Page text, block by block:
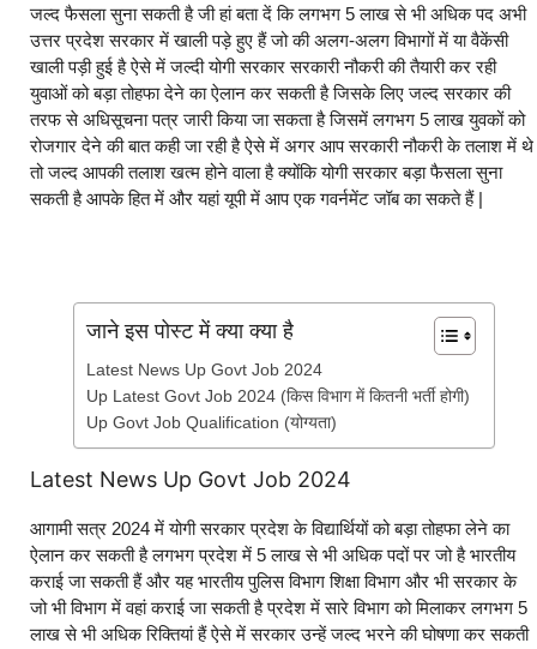
जल्द फैसला सुना सकती है जी हां बता दें कि लगभग 5 लाख से भी अधिक पद अभी
उत्तर प्रदेश सरकार में खाली पड़े हुए हैं जो की अलग-अलग विभागों में या वैकेंसी
खाली पड़ी हुई है ऐसे में जल्दी योगी सरकार सरकारी नौकरी की तैयारी कर रही
युवाओं को बड़ा तोहफा देने का ऐलान कर सकती है जिसके लिए जल्द सरकार की
तरफ से अधिसूचना पत्र जारी किया जा सकता है जिसमें लगभग 5 लाख युवकों को
रोजगार देने की बात कही जा रही है ऐसे में अगर आप सरकारी नौकरी के तलाश में थे
तो जल्द आपकी तलाश खत्म होने वाला है क्योंकि योगी सरकार बड़ा फैसला सुना
सकती है आपके हित में और यहां यूपी में आप एक गवर्नमेंट जॉब का सकते हैं |
जाने इस पोस्ट में क्या क्या है
Latest News Up Govt Job 2024
Up Latest Govt Job 2024 (किस विभाग में कितनी भर्ती होगी)
Up Govt Job Qualification (योग्यता)
Latest News Up Govt Job 2024
आगामी सत्र 2024 में योगी सरकार प्रदेश के विद्यार्थियों को बड़ा तोहफा लेने का
ऐलान कर सकती है लगभग प्रदेश में 5 लाख से भी अधिक पदों पर जो है भारतीय
कराई जा सकती हैं और यह भारतीय पुलिस विभाग शिक्षा विभाग और भी सरकार के
जो भी विभाग में वहां कराई जा सकती है प्रदेश में सारे विभाग को मिलाकर लगभग 5
लाख से भी अधिक रिक्तियां हैं ऐसे में सरकार उन्हें जल्द भरने की घोषणा कर सकती